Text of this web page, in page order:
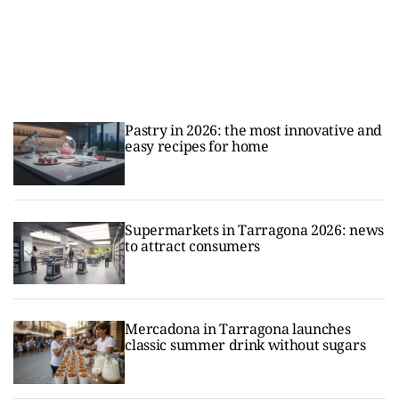
Pastry in 2026: the most innovative and
easy recipes for home
Supermarkets in Tarragona 2026: news
to attract consumers
Mercadona in Tarragona launches
classic summer drink without sugars